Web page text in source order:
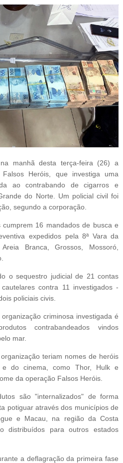
manhã desta terça-feira (26) a
Heróis, que investiga uma
ao contrabando de cigarros e
do Norte. Um policial civil foi
segundo a corporação.
16 mandados de busca e
expedidos pela 8ª Vara da
Branca, Grossos, Mossoró,
o sequestro judicial de 21 contas
contra 11 investigados -
policiais civis.
criminosa investigada é
contrabandeados vindos
mar.
teriam nomes de heróis
e do cinema, como Thor, Hulk e
da operação Falsos Heróis.
são "internalizados" de forma
potiguar através dos municípios de
e Macau, na região da Costa
distribuídos para outros estados
a deflagração da primeira fase